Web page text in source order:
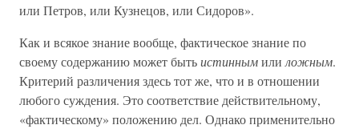
или Петров, или Кузнецов, или Сидоров».
Как и всякое знание вообще, фактическое знание по
своему содержанию может бытьистиннымили ложным.
Критерий различения здесь тот же, что и в отношении
любого суждения. Это соответствие действительному,
«фактическому» положению дел. Однако применительно